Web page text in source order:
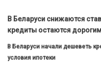
В Беларуси снижаются
кредиты остаются
В Беларуси начали дешеветь
условия ипотеки